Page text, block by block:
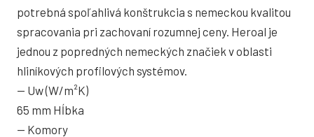
potrebná spoľahlivá konštrukcia s nemeckou kvalitou
spracovania pri zachovaní rozumnej ceny. Heroal je
jednou z popredných nemeckých značiek v oblasti
hliníkových profilových systémov.
— Uw (W/m²K)
65 mm Hĺbka
— Komory